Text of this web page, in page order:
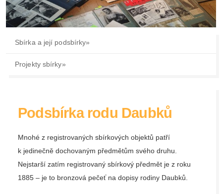
Sbírka a její podsbírky»
Projekty sbírky»
Podsbírka rodu Daubků
Mnohé z registrovaných sbírkových objektů patří
k jedinečně dochovaným předmětům svého druhu.
Nejstarší zatím registrovaný sbírkový předmět je z roku
1885 – je to bronzová pečeť na dopisy rodiny Daubků